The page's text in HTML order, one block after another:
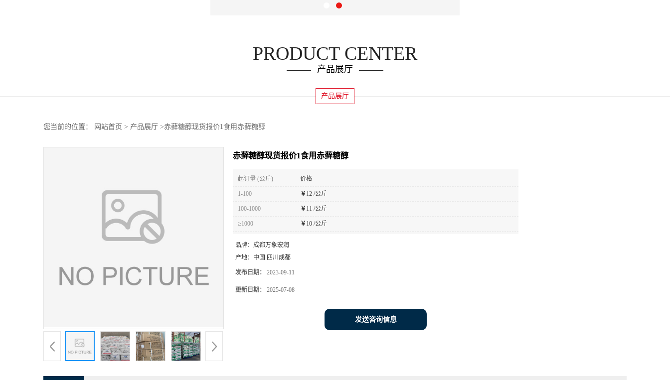
PRODUCT CENTER
产品展厅
产品展厅
您当前的位置： 网站首页 > 产品展厅 >赤藓糖醇现货报价1食用赤藓糖醇
赤藓糖醇现货报价1食用赤藓糖醇
起订量 (公斤) 价格
1-100 ￥ 12 /公斤
100-1000 ￥ 11 /公斤
≥1000 ￥ 10 /公斤
品牌： 成都万象宏润
产地： 中国 四川成都
发布日期： 2023-09-11
更新日期： 2025-07-08
发送咨询信息